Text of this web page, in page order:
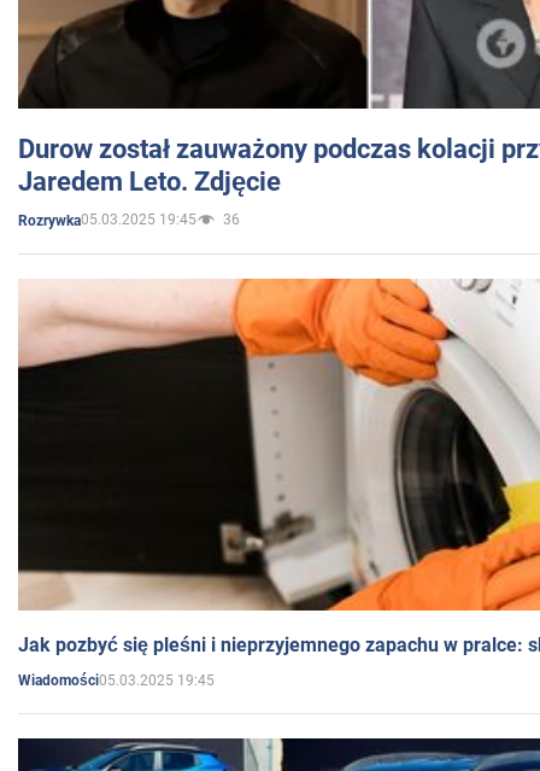
Durow został zauważony podczas kolacji
Jaredem Leto. Zdjęcie
Rozrywka05.03.2025 19:45 36
Jak pozbyć się pleśni i nieprzyjemnego zapachu w pralce:
Wiadomości05.03.2025 19:45